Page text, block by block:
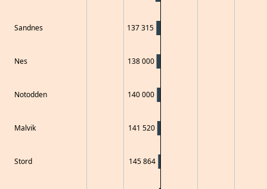
Sandnes
Nes
Notodden
Malvik
Stord
137 315
138 000
140 000
141 520
145 864